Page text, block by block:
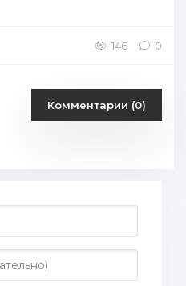
146 0
Комментарии (0)